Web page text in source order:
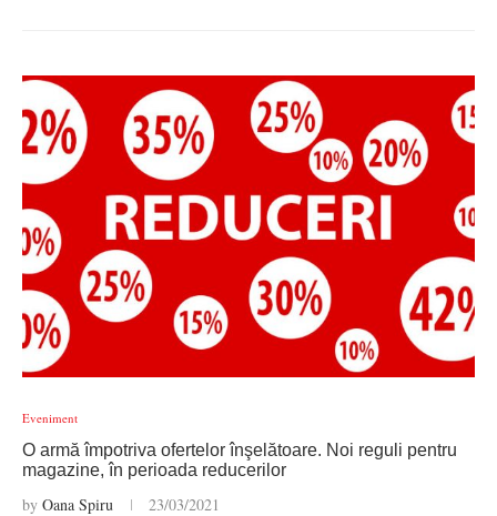
Eveniment
O armă împotriva ofertelor înşelătoare. Noi reguli pentru
magazine, în perioada reducerilor
by Oana Spiru 23/03/2021